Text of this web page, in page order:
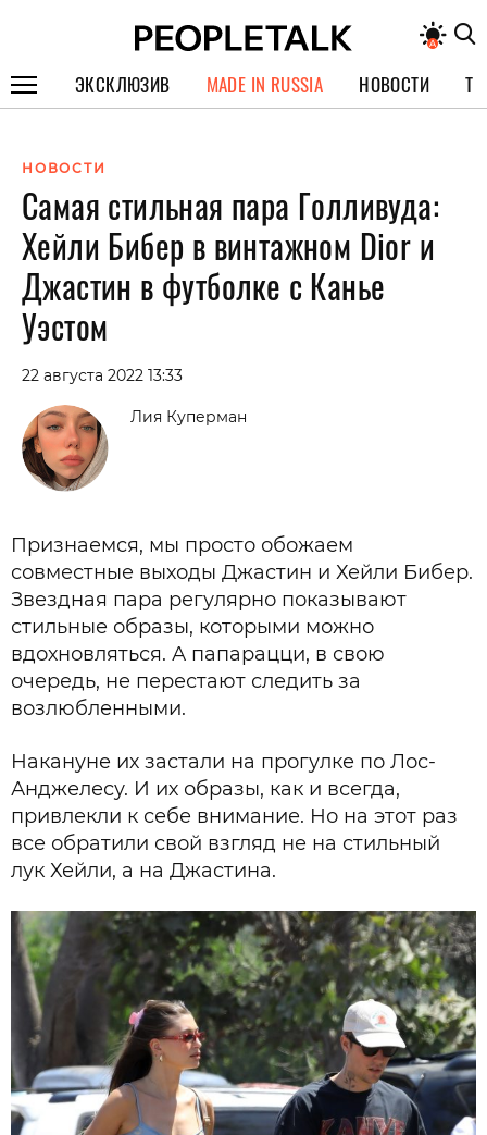
ЭКСКЛЮЗИВ
СПЕЦПРОЕКТЫ
ИНТЕРВЬЮ
ПОКОЛЕНИЕ
MADE IN RUSSIA НОВОСТИ
НОВОСТИ
Самая стильная пара Голливуда:
Хейли Бибер в винтажном Dior и
Джастин в футболке с Канье
Уэстом
22 августа 2022 13:33
Лия Куперман
Признаемся, мы просто обожаем
совместные выходы Джастин и Хейли Бибер.
Звездная пара регулярно показывают
стильные образы, которыми можно
вдохновляться. А папарацци, в свою
очередь, не перестают следить за
возлюбленными.
Накануне их застали на прогулке по Лос-
Анджелесу. И их образы, как и всегда,
привлекли к себе внимание. Но на этот раз
все обратили свой взгляд не на стильный
лук Хейли, а на Джастина.